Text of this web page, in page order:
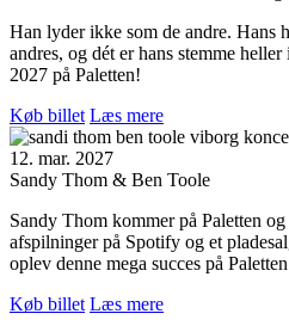
Han lyder ikke som de andre. Hans
andres, og dét er hans stemme
2027 på Paletten!
Køb billet Læs mere
12. mar. 2027
Sandy Thom & Ben Toole
Sandy Thom kommer på Paletten
afspilninger på Spotify og et
oplev denne mega succes på Paletten
Køb billet Læs mere